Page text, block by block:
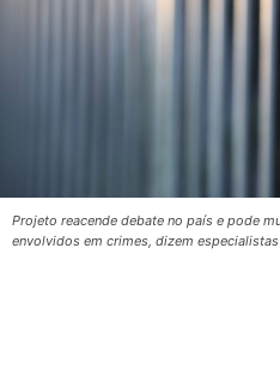
Projeto reacende debate no país e pode
envolvidos em crimes, dizem especialistas